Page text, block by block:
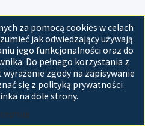
za pomocą cookies w celach
jak odwiedzający używają
jego funkcjonalności oraz do
Do pełnego korzystania z
zgody na zapisywanie
się z polityką prywatności
na dole strony.